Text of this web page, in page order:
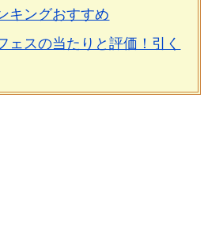
キングおすすめ
ェスの当たりと評価！引く